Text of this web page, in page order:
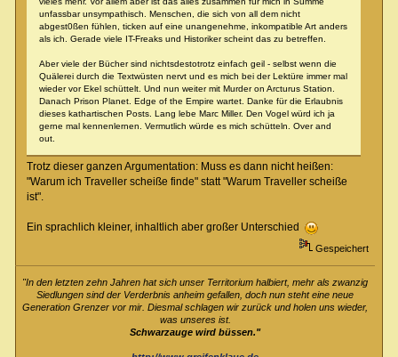
unfassbar unsympathisch. Menschen, die sich von all dem nicht
abgest0ßen fühlen, ticken auf eine unangenehme, inkompatible Art anders
als ich. Gerade viele IT-Freaks und Historiker scheint das zu betreffen.
Aber viele der Bücher sind nichtsdestotrotz einfach geil - selbst wenn die
Quälerei durch die Textwüsten nervt und es mich bei der Lektüre immer mal
wieder vor Ekel schüttelt. Und nun weiter mit Murder on Arcturus Station.
Danach Prison Planet. Edge of the Empire wartet. Danke für die Erlaubnis
dieses kathartischen Posts. Lang lebe Marc Miller. Den Vogel würd ich ja
gerne mal kennenlernen. Vermutlich würde es mich schütteln. Over and
out.
Trotz dieser ganzen Argumentation: Muss es dann nicht heißen:
"Warum ich Traveller scheiße finde" statt "Warum Traveller scheiße
ist".
Ein sprachlich kleiner, inhaltlich aber großer Unterschied
Gespeichert
"In den letzten zehn Jahren hat sich unser Territorium halbiert, mehr als zwanzig
Siedlungen sind der Verderbnis anheim gefallen, doch nun steht eine neue
Generation Grenzer vor mir. Diesmal schlagen wir zurück und holen uns wieder,
was unseres ist.
Schwarzauge wird büssen."